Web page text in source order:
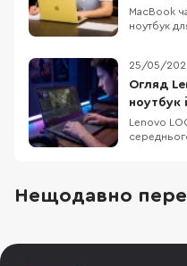
MacBook
ноутбук
логотип на
потрібні
ресурсів на
рефератів,
25/05/
Огляд
ноутбук
DDR5 та
Lenovo
Нещодавно